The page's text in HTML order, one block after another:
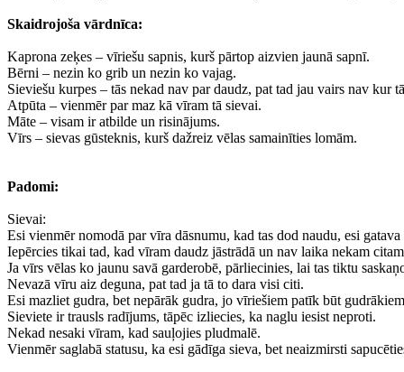
Skaidrojoša vārdnīca:
Kaprona zeķes – vīriešu sapnis, kurš pārtop aizvien jaunā sapnī.
Bērni – nezin ko grib un nezin ko vajag.
Sieviešu kurpes – tās nekad nav par daudz, pat tad jau vairs nav kur
Atpūta – vienmēr par maz kā vīram tā sievai.
Māte – visam ir atbilde un risinājums.
Vīrs – sievas gūsteknis, kurš dažreiz vēlas samainīties lomām.
Padomi:
Sievai:
Esi vienmēr nomodā par vīra dāsnumu, kad tas dod naudu, esi gatava
Iepērcies tikai tad, kad vīram daudz jāstrādā un nav laika nekam
Ja vīrs vēlas ko jaunu savā garderobē, pārliecinies, lai tas tiktu
Nevazā vīru aiz deguna, pat tad ja tā to dara visi citi.
Esi mazliet gudra, bet nepārāk gudra, jo vīriešiem patīk būt
Sieviete ir trausls radījums, tāpēc izliecies, ka naglu iesist neproti.
Nekad nesaki vīram, kad sauļojies pludmalē.
Vienmēr saglabā statusu, ka esi gādīga sieva, bet neaizmirsti